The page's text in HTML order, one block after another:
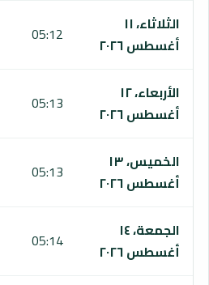
الثلاثاء، ١١
أغسطس ٢٠٢٦
05:12
الأربعاء، ١٢
أغسطس ٢٠٢٦
05:13
الخميس، ١٣
أغسطس ٢٠٢٦
05:13
الجمعة، ١٤
أغسطس ٢٠٢٦
05:14